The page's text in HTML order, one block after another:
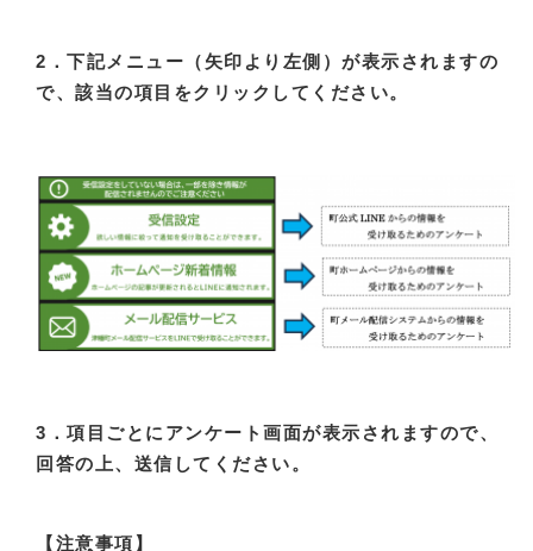
2．下記メニュー（矢印より左側）が表示されますの
で、該当の項目をクリックしてください。
3．項目ごとにアンケート画面が表示されますので、
回答の上、送信してください。
【注意事項】